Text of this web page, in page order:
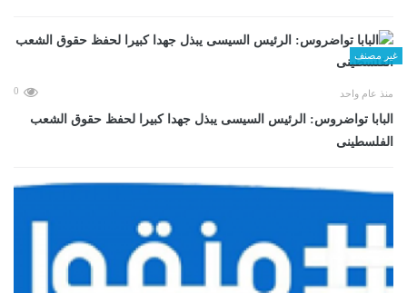
غير مصنف
منذ عام واحد 0
البابا تواضروس: الرئيس السيسى يبذل جهدا كبيرا لحفظ حقوق الشعب
الفلسطينى